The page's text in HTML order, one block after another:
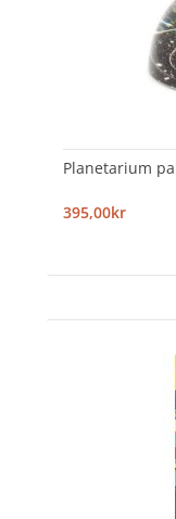
Planetarium
395,00kr